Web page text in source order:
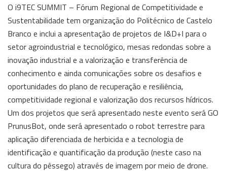
O i9TEC SUMMIT – Fórum Regional de Competitividade e
Sustentabilidade tem organização do Politécnico de Castelo
Branco e inclui a apresentação de projetos de I&D+I para o
setor agroindustrial e tecnológico, mesas redondas sobre a
inovação industrial e a valorização e transferência de
conhecimento e ainda comunicações sobre os desafios e
oportunidades do plano de recuperação e resiliência,
competitividade regional e valorização dos recursos hídricos.
Um dos projetos que será apresentado neste evento será GO
PrunusBot, onde será apresentado o robot terrestre para
aplicação diferenciada de herbicida e a tecnologia de
identificação e quantificação da produção (neste caso na
cultura do pêssego) através de imagem por meio de drone.